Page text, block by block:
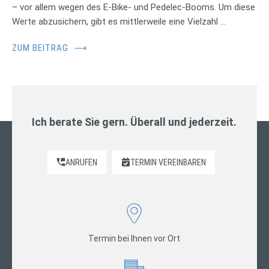
– vor allem wegen des E-Bike- und Pedelec-Booms. Um diese
Werte abzusichern, gibt es mittlerweile eine Vielzahl …
ZUM BEITRAG ⟶
Ich berate Sie gern. Überall und jederzeit.
ANRUFEN TERMIN VEREINBAREN
Termin bei Ihnen vor Ort